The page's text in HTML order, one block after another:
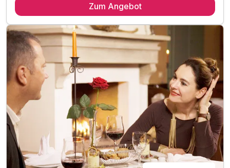
1 x reichhaltiges Frühstück
1 x Candlelight-Dinner im Elbsalon für zwei
inkl. Parkplatz am Haus
inkl. W-LAN-Nutzung
Zum Angebot